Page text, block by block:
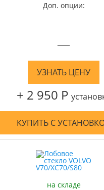
Доп. опции:
—
УЗНАТЬ ЦЕНУ
+ 2 950 Р
КУПИТЬ С
на складе